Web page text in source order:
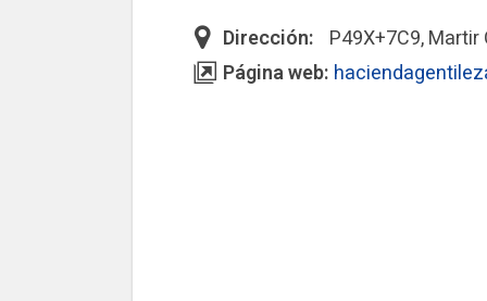
Dirección:
P49X+7C9, Martir
Página web: